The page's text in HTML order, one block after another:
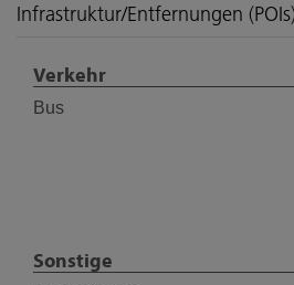
Infrastruktur/Entfernungen
Verkehr
Bus
Sonstige